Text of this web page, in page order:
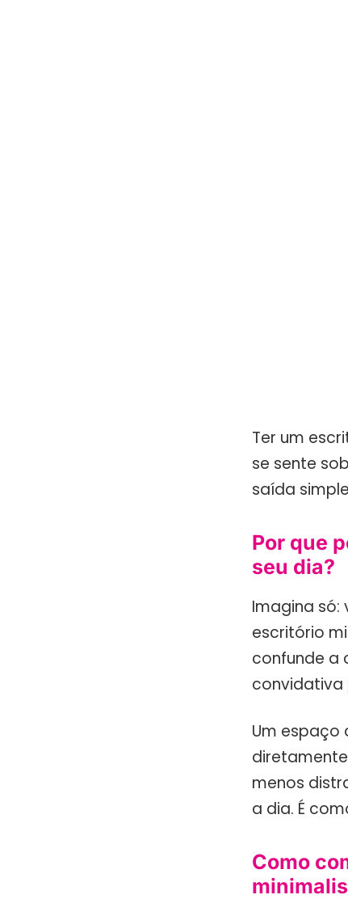
Ter um
se sente
saída
Por que
seu dia?
Imagina só:
escritório
confunde a
convidativa
Um espaço
menos
a dia. É
Como